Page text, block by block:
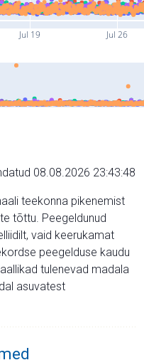
Jul 19 Jul 26
08.08.2026 23:43:48
teekonna pikenemist
tõttu. Peegeldunud
vaid keerukamat
peegelduse kaudu
tulenevad madala
asuvatest